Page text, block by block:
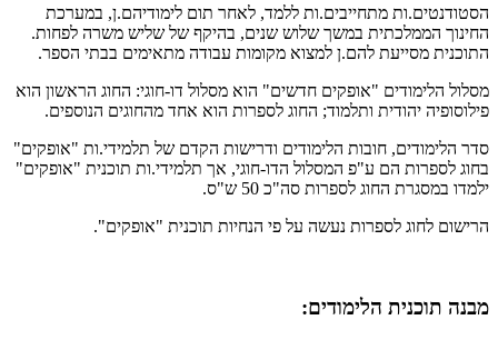
הסטודנטים.ות מתחייבים.ות ללמד, לאחר תום לימודיהם.ן, במערכת
החינוך הממלכתית במשך שלוש שנים, בהיקף של שליש משרה לפחות.
התוכנית מסייעת להם.ן למצוא מקומות עבודה מתאימים בבתי הספר.
מסלול הלימודים "אופקים חדשים" הוא מסלול דו-חוגי: החוג הראשון הוא
פילוסופיה יהודית ותלמוד; החוג לספרות הוא אחד מהחוגים הנוספים.
סדר הלימודים, חובות הלימודים ודרישות הקדם של תלמידי.ות "אופקים"
בחוג לספרות הם ע"פ המסלול הדו-חוגי, אך תלמידי.ות תוכנית "אופקים"
ילמדו במסגרת החוג לספרות סה"כ 50 ש"ס.
הרישום לחוג לספרות נעשה על פי הנחיות תוכנית "אופקים".
מבנה תוכנית הלימודים: